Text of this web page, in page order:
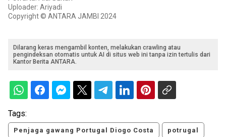
Uploader: Ariyadi
Copyright © ANTARA JAMBI 2024
Dilarang keras mengambil konten, melakukan crawling atau
pengindeksan otomatis untuk AI di situs web ini tanpa izin tertulis dari
Kantor Berita ANTARA.
Tags:
Penjaga gawang Portugal Diogo Costa potrugal